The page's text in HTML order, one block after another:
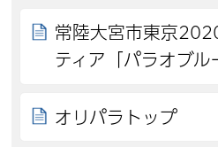
常陸大宮市東京
ティア「パラオブル
オリパラトップ